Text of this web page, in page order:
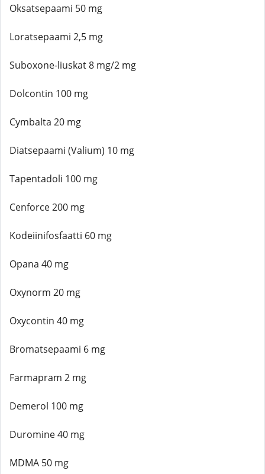
Oksatsepaami 50 mg
Loratsepaami 2,5 mg
Suboxone-liuskat 8 mg/2 mg
Dolcontin 100 mg
Cymbalta 20 mg
Diatsepaami (Valium) 10 mg
Tapentadoli 100 mg
Cenforce 200 mg
Kodeiinifosfaatti 60 mg
Opana 40 mg
Oxynorm 20 mg
Oxycontin 40 mg
Bromatsepaami 6 mg
Farmapram 2 mg
Demerol 100 mg
Duromine 40 mg
MDMA 50 mg